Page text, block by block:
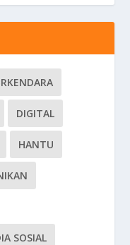
DIGITAL
HANTU
SOSIAL